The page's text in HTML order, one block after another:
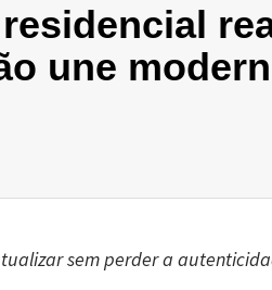
une
sem perder a